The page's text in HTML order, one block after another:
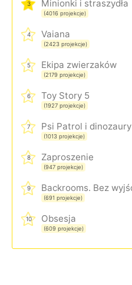
3 Minionki i straszydła
(4016 projekcje)
4 Vaiana
(2423 projekcje)
5 Ekipa zwierzaków
(2179 projekcje)
6 Toy Story 5
(1927 projekcje)
7 Psi Patrol i dinozaury
(1013 projekcje)
8 Zaproszenie
(947 projekcje)
9
(691 projekcje)
10 Obsesja
(609 projekcje)